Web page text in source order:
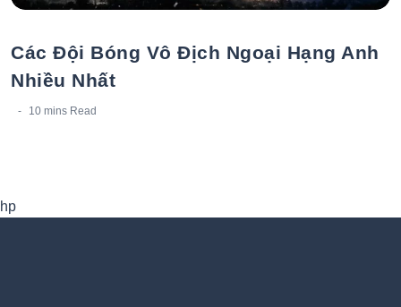
Các Đội Bóng Vô Địch Ngoại Hạng Anh
Nhiều Nhất
10 mins Read
hp